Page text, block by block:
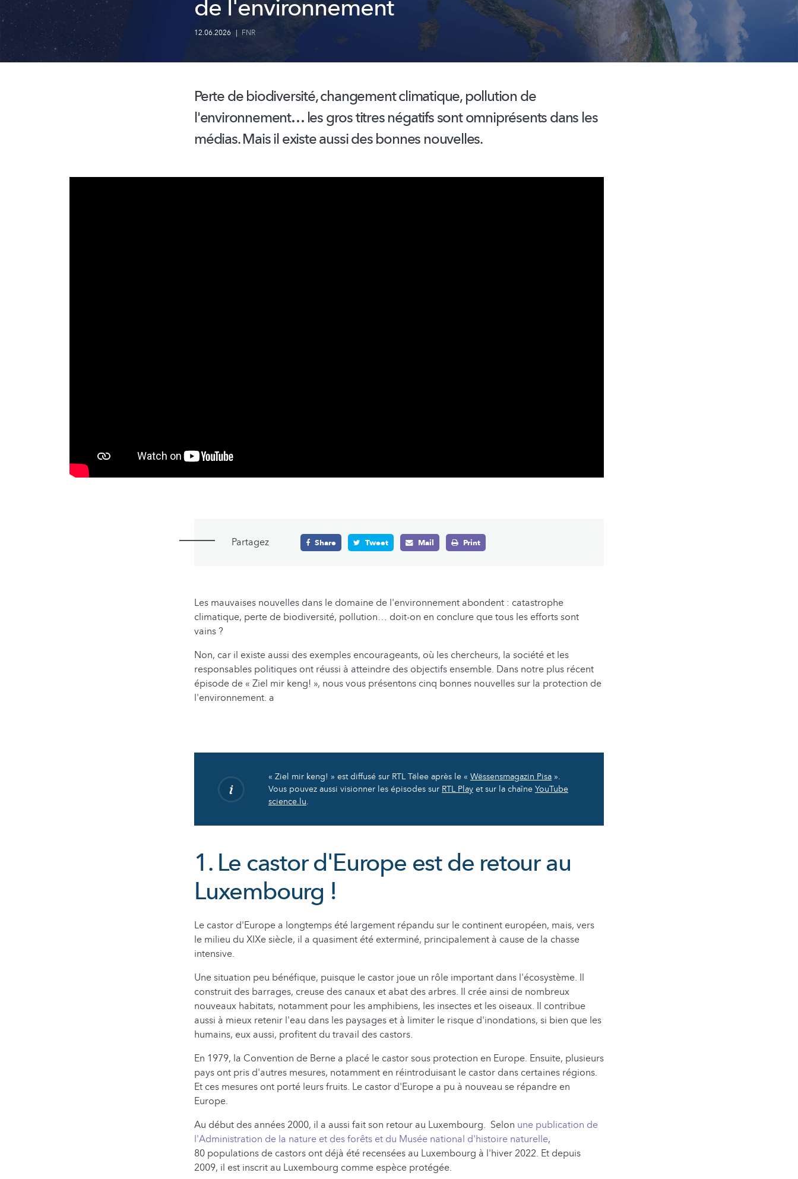
de l'environnement
12.06.2026 | FNR
Perte debiodiversité,changement climatique, pollution de
l'environnement…les gros titres négatifs sont omniprésents dans les
médias. Mais il existe aussi des bonnes nouvelles.
Partagez Share Tweet Mail Print
Les mauvaises nouvelles dans le domaine de l'environnement abondent : catastrophe
climatique, perte de biodiversité, pollution… doit-on en conclure que tous les efforts sont
vains ?
Non, car il existe aussi des exemples encourageants, où les chercheurs, la société et les
responsables politiques ont réussi à atteindre des objectifs ensemble. Dans notre plus récent
épisode de « Ziel mir keng! », nous vous présentons cinq bonnes nouvelles sur la protection de
l'environnement. a
« Ziel mir keng! » est diffusé sur RTL Tëlee après le « Wëssensmagazin Pisa ».
Vous pouvez aussi visionner les épisodes sur RTL Play et sur la chaîne YouTube
science.lu.
1. Le castor d'Europe est de retour au
Luxembourg !
Le castor d'Europe a longtemps été largement répandu sur le continent européen, mais, vers
le milieu du XIXe siècle, il a quasiment été exterminé, principalement à cause de la chasse
intensive.
Une situation peu bénéfique, puisque le castor joue un rôle important dans l'écosystème. Il
construit des barrages, creuse des canaux et abat des arbres. Il crée ainsi de nombreux
nouveaux habitats, notamment pour les amphibiens, les insectes et les oiseaux. Il contribue
aussi à mieux retenir l'eau dans les paysages et à limiter le risque d'inondations, si bien que les
humains, eux aussi, profitent du travail des castors.
En 1979, la Convention de Berne a placé le castor sous protection en Europe. Ensuite, plusieurs
pays ont pris d'autres mesures, notamment en réintroduisant le castor dans certaines régions.
Et ces mesures ont porté leurs fruits. Le castor d'Europe a pu à nouveau se répandre en
Europe.
Au début des années 2000, il a aussi fait son retour au Luxembourg. Selon une publication de
l'Administration de la nature et des forêts et du Musée national d'histoire naturelle,
80 populations de castors ont déjà été recensées au Luxembourg à l'hiver 2022. Et depuis
2009, il est inscrit au Luxembourg comme espèce protégée.